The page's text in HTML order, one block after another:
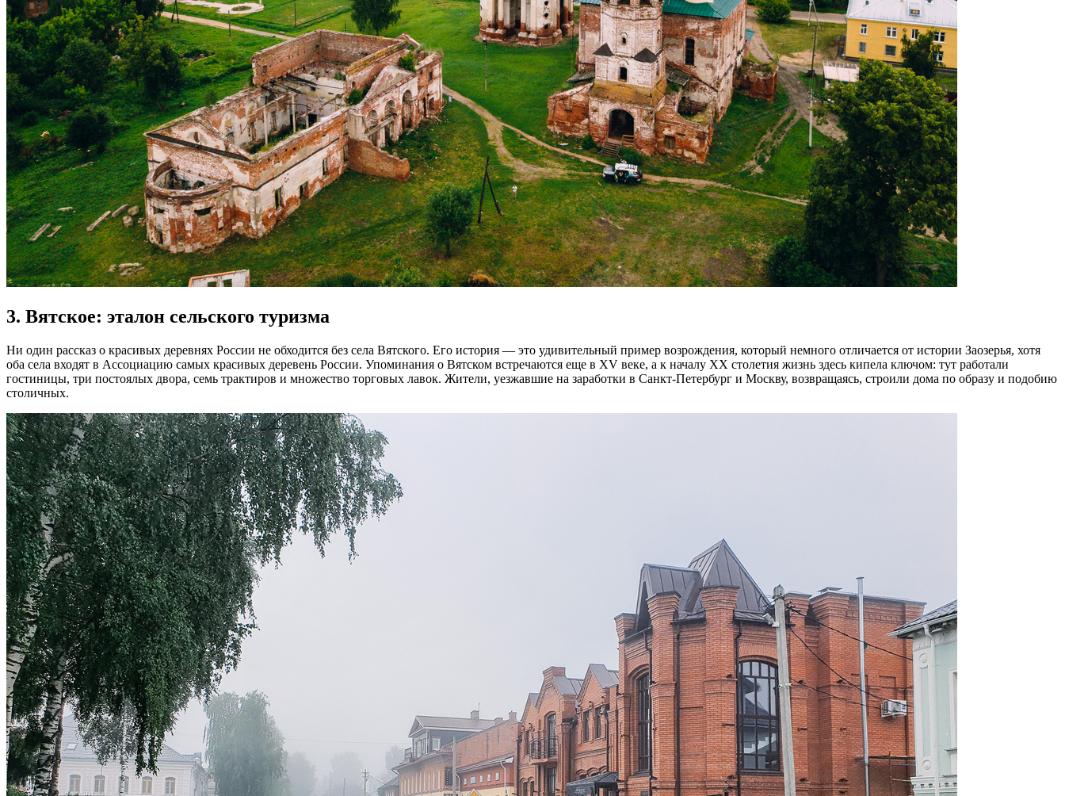
3. Вятское: эталон сельского туризма
Ни один рассказ о красивых деревнях России не обходится без села Вятского. Его история — это удивительный пример возрождения, который немного отличается от истории Заозерья, хотя
оба села входят в Ассоциацию самых красивых деревень России. Упоминания о Вятском встречаются еще в XV веке, а к началу XX столетия жизнь здесь кипела ключом: тут работали
гостиницы, три постоялых двора, семь трактиров и множество торговых лавок. Жители, уезжавшие на заработки в Санкт-Петербург и Москву, возвращаясь, строили дома по образу и подобию
столичных.